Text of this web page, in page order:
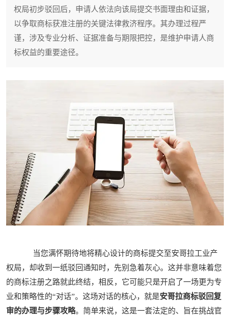
权局初步驳回后，申请人依法向该局提交书面理由和证据，
以争取商标获准注册的关键法律救济程序。其办理过程严
谨，涉及专业分析、证据准备与期限把控，是维护申请人商
标权益的重要途径。
当您满怀期待地将精心设计的商标提交至安哥拉工业产
权局，却收到一纸驳回通知时，先别急着灰心。这并非意味着您
的商标注册之路就此终结，相反，它可能只是开启了一场更为专
业和策略性的“对话”。这场对话的核心，就是安哥拉商标驳回复
审的办理与步骤攻略。简单来说，这是一套法定的、旨在挑战官